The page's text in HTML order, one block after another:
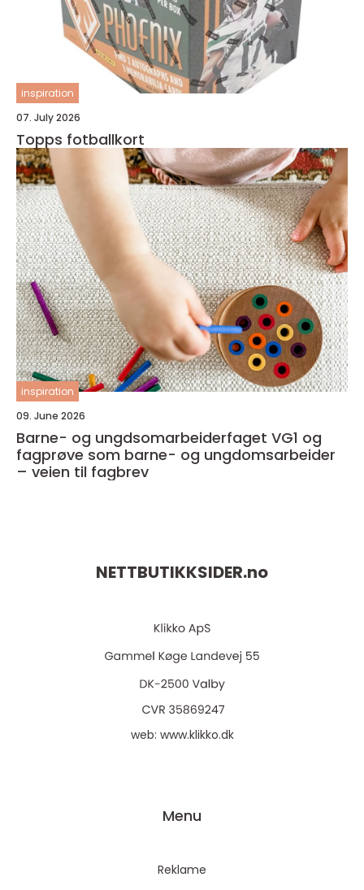
inspiration
07. July 2026
Topps fotballkort
inspiration
09. June 2026
Barne- og ungdsomarbeiderfaget VG1 og
fagprøve som barne- og ungdomsarbeider
– veien til fagbrev
NETTBUTIKKSIDER.no
web: www.klikko.dk
Menu
Reklame